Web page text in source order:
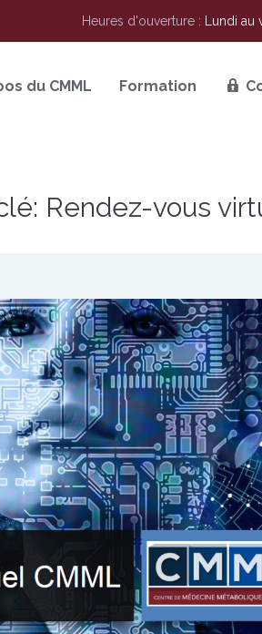
Heures d'ouverture : Lundi
du CMML Formation
Rendez-vous